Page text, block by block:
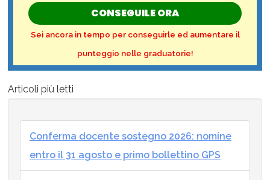
CONSEGUILE ORA
Sei ancora in tempo per conseguirle ed aumentare il
punteggio nelle graduatorie!
Articoli più letti
Conferma docente sostegno 2026: nomine
entro il 31 agosto e primo bollettino GPS